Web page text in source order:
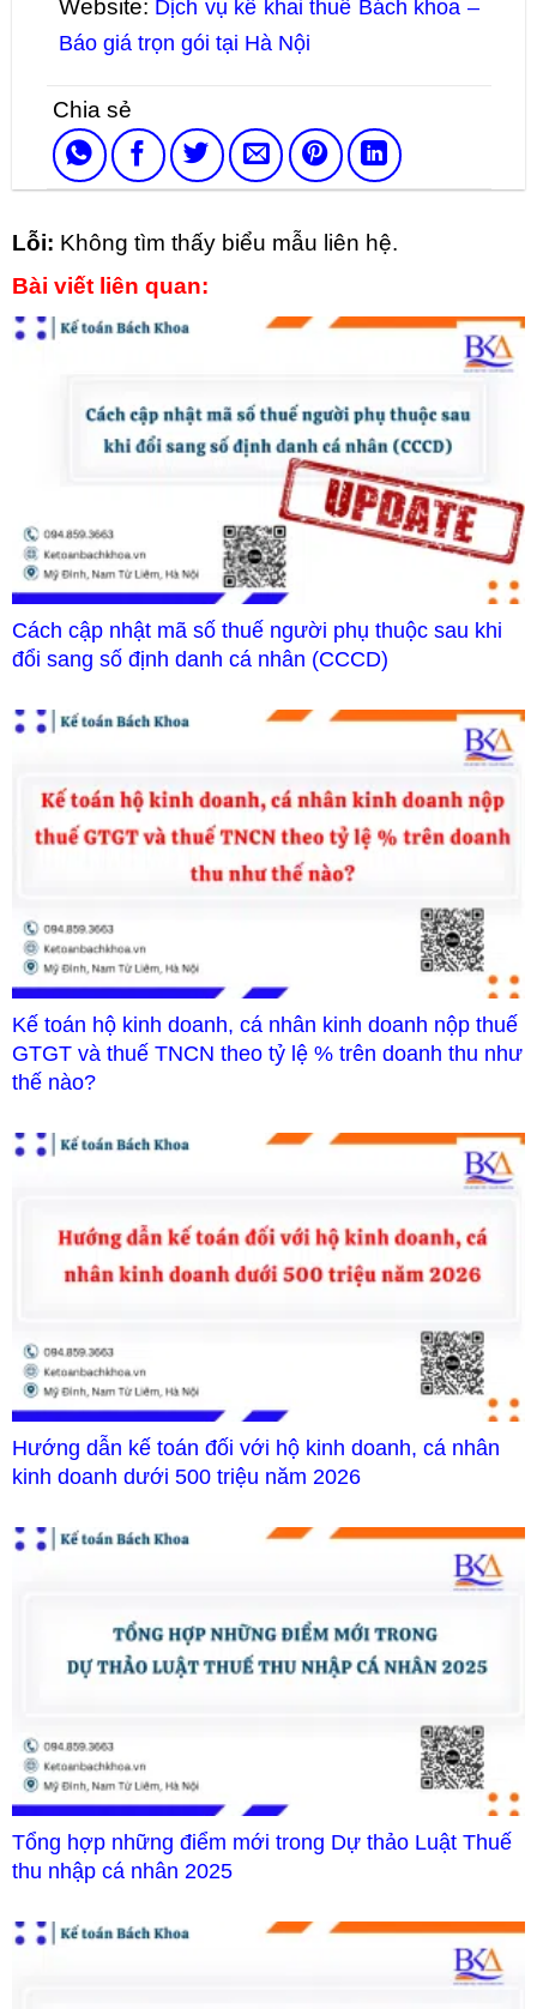
Website: Dịch vụ kê khai thuế Bách khoa –
Báo giá trọn gói tại Hà Nội
Lỗi: Không tìm thấy biểu mẫu liên hệ.
Bài viết liên quan:
Cách cập nhật mã số thuế người phụ thuộc sau khi
đổi sang số định danh cá nhân (CCCD)
Kế toán hộ kinh doanh, cá nhân kinh doanh nộp thuế
GTGT và thuế TNCN theo tỷ lệ % trên doanh thu như
thế nào?
Hướng dẫn kế toán đối với hộ kinh doanh, cá nhân
kinh doanh dưới 500 triệu năm 2026
Tổng hợp những điểm mới trong Dự thảo Luật Thuế
thu nhập cá nhân 2025